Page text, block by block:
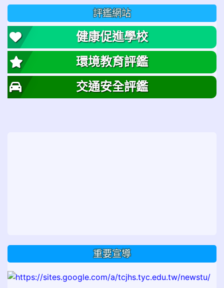
評鑑網站
健康促進學校
環境教育評鑑
交通安全評鑑
重要宣導